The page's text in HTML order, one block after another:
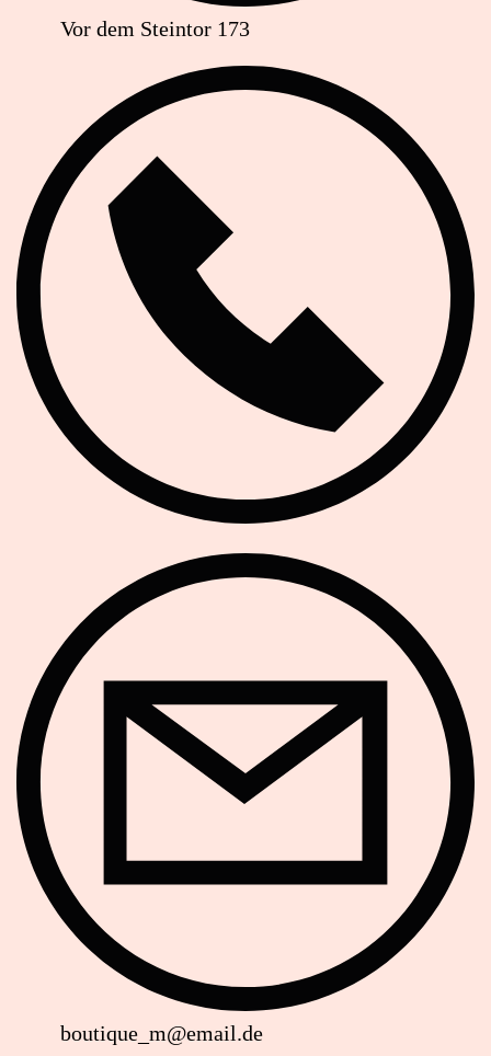
Vor dem Steintor 173
boutique_m@email.de